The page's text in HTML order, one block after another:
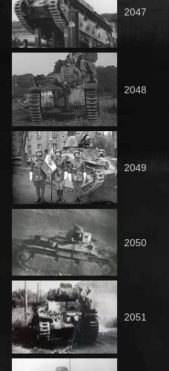
2047
2048
2049
2050
2051